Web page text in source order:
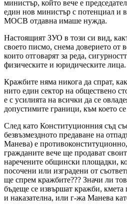
министър, който вече е
един нов министър с потенциал и
МОСВ отдавна имаше нужда.
Настоящият ЗУО в този си вид,
своето писмо, снема доверието от
които отговарят за реда,
физическите и юридическите лица.
Кражбите няма никога да спрат,
нито един сектор на обществено
е с усилията на всички да се
допустимите граници, към което
След като Конституционния съд
безвъзмездното предаване на
Манева) е
гражданите вече ще продават
наречените общински площадки,
посочени или изградени от
ще спрем кражбите??? Значи ли
бъдеще се извършат кражби, кмета
и наказателна, или г-жа Манева